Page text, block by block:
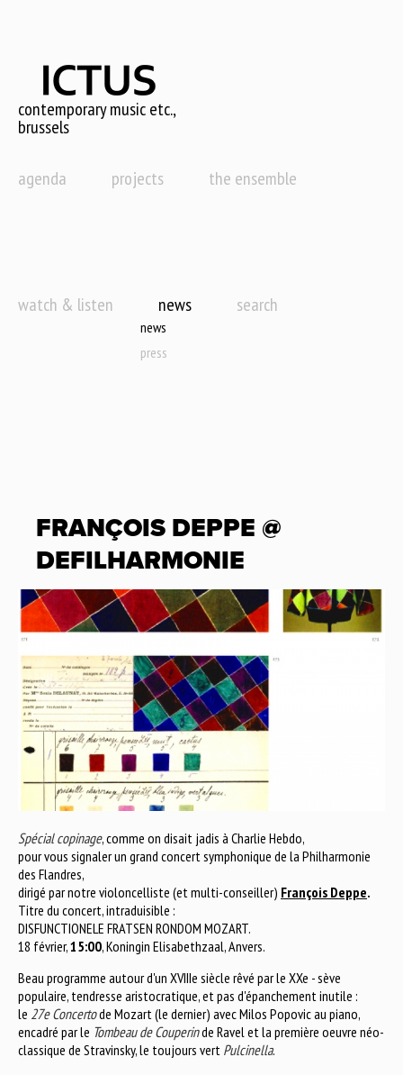
content
contemporary music etc.,
brussels
agenda projects the ensemble
watch & listen news
news
press
search
FRANÇOIS DEPPE @
DEFILHARMONIE
Spécial copinage, comme on disait jadis à Charlie Hebdo,
pour vous signaler un grand concert symphonique de la Philharmonie
des Flandres,
dirigé par notre violoncelliste (et multi-conseiller) François Deppe.
Titre du concert, intraduisible :
DISFUNCTIONELE FRATSEN RONDOM MOZART.
18 février,15:00, Koningin Elisabethzaal, Anvers.
Beau programme autour d'un XVIIIe siècle rêvé par le XXe - sève
populaire, tendresse aristocratique, et pas d'épanchement inutile :
le 27e Concertode Mozart (le dernier) avec Milos Popovic au piano,
encadré par le Tombeau de Couperinde Ravel et la première oeuvre néo-
classique de Stravinsky, le toujours vert Pulcinella.